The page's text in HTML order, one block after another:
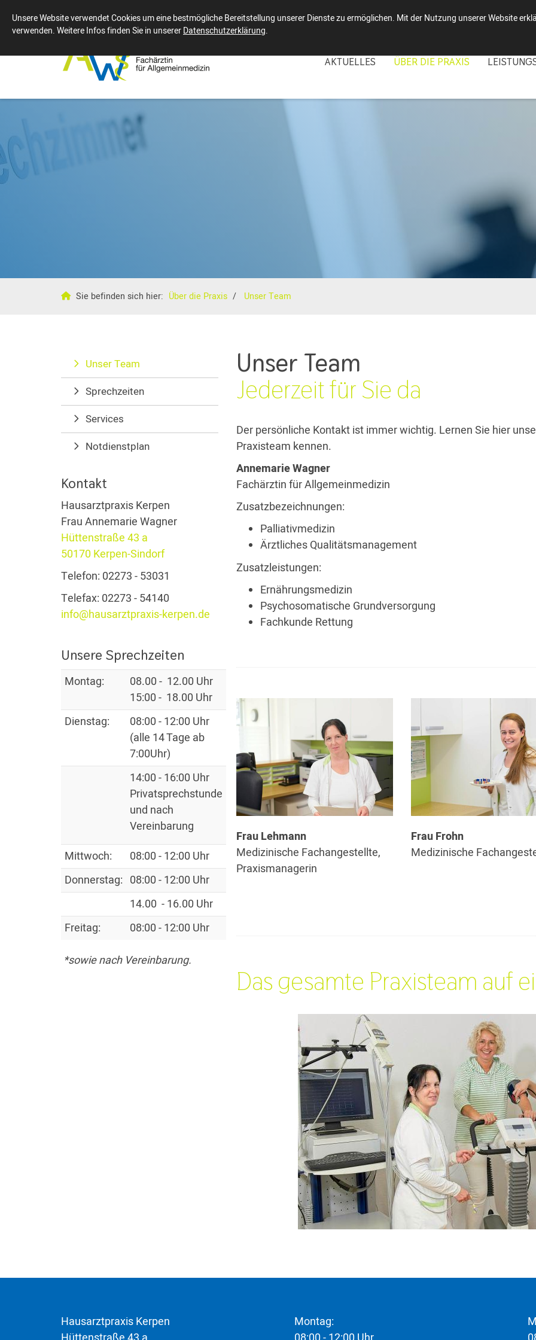
AKTUELLES ÜBER DIE PRAXIS
Sie befinden sich hier: Über die Praxis Unser Team
Unser Team
Jederzeit für Sie da
Der persönliche Kontakt ist immer wichtig. Lernen Sie hier
Praxisteam kennen.
Annemarie Wagner
Fachärztin für Allgemeinmedizin
Zusatzbezeichnungen:
Palliativmedizin
Ärztliches Qualitätsmanagement
Zusatzleistungen:
Ernährungsmedizin
Psychosomatische Grundversorgung
Fachkunde Rettung
Frau Lehmann
Medizinische Fachangestellte,
Praxismanagerin
Frau Frohn
Medizinische
Das gesamte Praxisteam auf
Unser Team
Sprechzeiten
Services
Notdienstplan
Kontakt
Hausarztpraxis Kerpen
Frau Annemarie Wagner
Hüttenstraße 43 a
50170 Kerpen-Sindorf
Telefon: 02273 - 53031
Telefax: 02273 - 54140
info@hausarztpraxis-kerpen.de
Unsere Sprechzeiten
Montag:
08.00 - 12.00 Uhr
15:00 - 18.00 Uhr
Dienstag:
08:00 - 12:00 Uhr
(alle 14 Tage ab
7:00Uhr)
14:00 - 16:00 Uhr
Privatsprechstunde
und nach
Vereinbarung
Mittwoch:
08:00 - 12:00 Uhr
Donnerstag: 08:00 - 12:00 Uhr
14.00 - 16.00 Uhr
Freitag:
08:00 - 12:00 Uhr
*sowie nach Vereinbarung.
Hausarztpraxis Kerpen
Montag:
Unsere Website verwendet Cookies um eine bestmögliche Bereitstellung unserer Dienste zu ermöglichen. Mit der Nutzung unserer Website
verwenden. Weitere Infos finden Sie in unsererDatenschutzerklärung.